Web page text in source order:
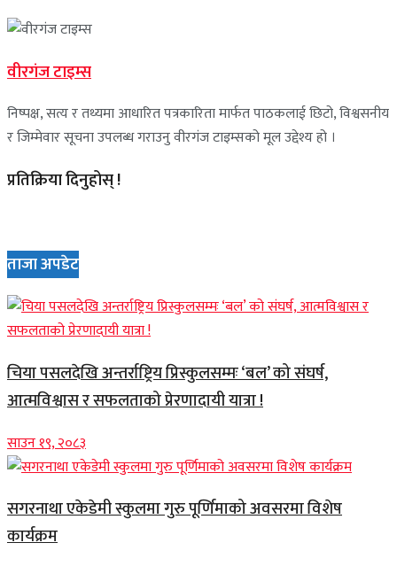
वीरगंज टाइम्स
निष्पक्ष, सत्य र तथ्यमा आधारित पत्रकारिता मार्फत पाठकलाई छिटो, विश्वसनीय
र जिम्मेवार सूचना उपलब्ध गराउनु वीरगंज टाइम्सको मूल उद्देश्य हो ।
प्रतिक्रिया दिनुहोस् !
ताजा अपडेट
चिया पसलदेखि अन्तर्राष्ट्रिय प्रिस्कुलसम्मः ‘बल’ को संघर्ष,
आत्मविश्वास र सफलताको प्रेरणादायी यात्रा !
साउन १९, २०८३
सगरनाथा एकेडेमी स्कुलमा गुरु पूर्णिमाको अवसरमा विशेष
कार्यक्रम